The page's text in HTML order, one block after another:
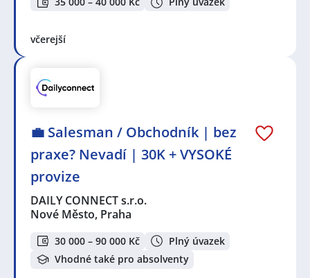
včerejší
💼 Salesman / Obchodník | bez
praxe? Nevadí | 30K + VYSOKÉ
provize
DAILY CONNECT s.r.o.
Nové Město, Praha
30 000 – 90 000 Kč
Plný úvazek
Vhodné také pro absolventy